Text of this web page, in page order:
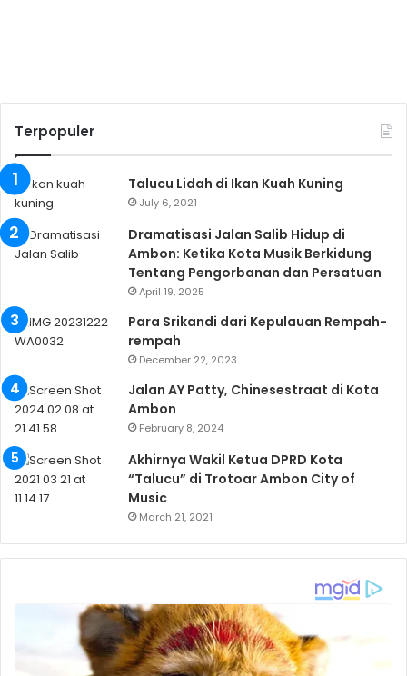
Terpopuler
Talucu Lidah di Ikan Kuah Kuning
July 6, 2021
Dramatisasi Jalan Salib Hidup di
Ambon: Ketika Kota Musik Berkidung
Tentang Pengorbanan dan Persatuan
April 19, 2025
Para Srikandi dari Kepulauan Rempah-
rempah
December 22, 2023
Jalan AY Patty, Chinesestraat di Kota
Ambon
February 8, 2024
Akhirnya Wakil Ketua DPRD Kota
“Talucu” di Trotoar Ambon City of
Music
March 21, 2021